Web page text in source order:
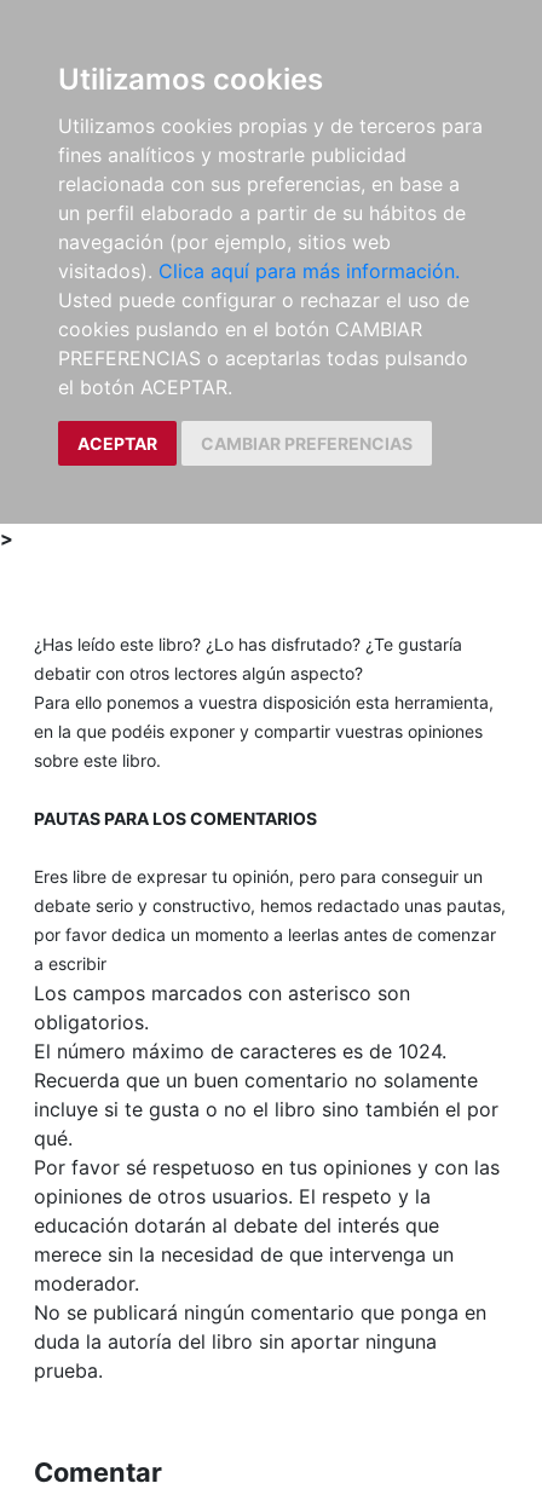
Utilizamos cookies
Utilizamos cookies propias y de terceros para
fines analíticos y mostrarle publicidad
relacionada con sus preferencias, en base a
un perfil elaborado a partir de su hábitos de
navegación (por ejemplo, sitios web
visitados). Clica aquí para más información.
Usted puede configurar o rechazar el uso de
cookies puslando en el botón CAMBIAR
PREFERENCIAS o aceptarlas todas pulsando
el botón ACEPTAR.
ACEPTAR CAMBIAR PREFERENCIAS
>
¿Has leído este libro? ¿Lo has disfrutado? ¿Te gustaría
debatir con otros lectores algún aspecto?
Para ello ponemos a vuestra disposición esta herramienta,
en la que podéis exponer y compartir vuestras opiniones
sobre este libro.
PAUTAS PARA LOS COMENTARIOS
Eres libre de expresar tu opinión, pero para conseguir un
debate serio y constructivo, hemos redactado unas pautas,
por favor dedica un momento a leerlas antes de comenzar
a escribir
Los campos marcados con asterisco son
obligatorios.
El número máximo de caracteres es de 1024.
Recuerda que un buen comentario no solamente
incluye si te gusta o no el libro sino también el por
qué.
Por favor sé respetuoso en tus opiniones y con las
opiniones de otros usuarios. El respeto y la
educación dotarán al debate del interés que
merece sin la necesidad de que intervenga un
moderador.
No se publicará ningún comentario que ponga en
duda la autoría del libro sin aportar ninguna
prueba.
Comentar